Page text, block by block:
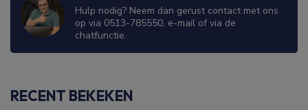
Hulp nodig? Neem dan gerust contact met ons
op via 0513-785550, e-mail of via de
chatfunctie.
RECENT BEKEKEN